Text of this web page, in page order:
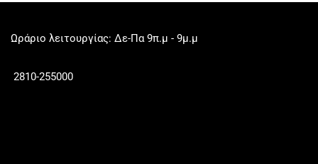
Ωράριο λειτουργίας: Δε-Πα 9π.μ - 9μ.μ
2810-255000